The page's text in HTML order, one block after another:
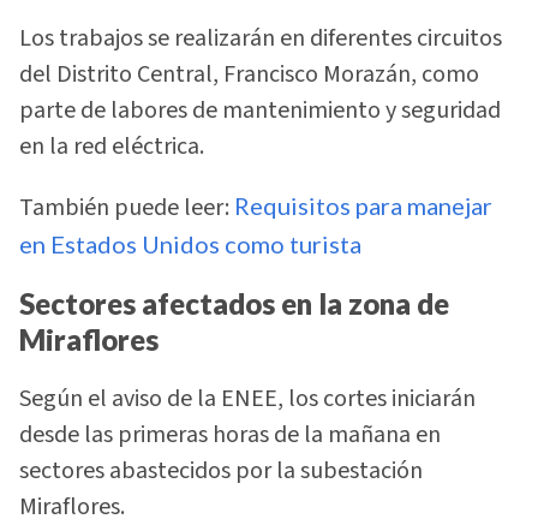
Los trabajos se realizarán en diferentes circuitos
del Distrito Central, Francisco Morazán, como
parte de labores de mantenimiento y seguridad
en la red eléctrica.
También puede leer: Requisitos para manejar
en Estados Unidos como turista
Sectores afectados en la zona de
Miraflores
Según el aviso de la ENEE, los cortes iniciarán
desde las primeras horas de la mañana en
sectores abastecidos por la subestación
Miraflores.